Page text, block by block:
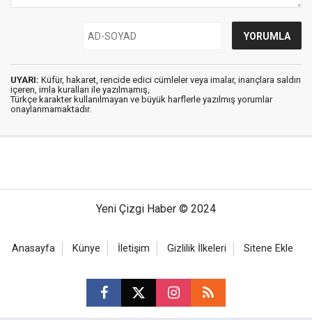
UYARI: Küfür, hakaret, rencide edici cümleler veya imalar, inançlara saldırı
içeren, imla kuralları ile yazılmamış,
Türkçe karakter kullanılmayan ve büyük harflerle yazılmış yorumlar
onaylanmamaktadır.
Yeni Çizgi Haber © 2024
Anasayfa Künye İletişim Gizlilik İlkeleri Sitene Ekle